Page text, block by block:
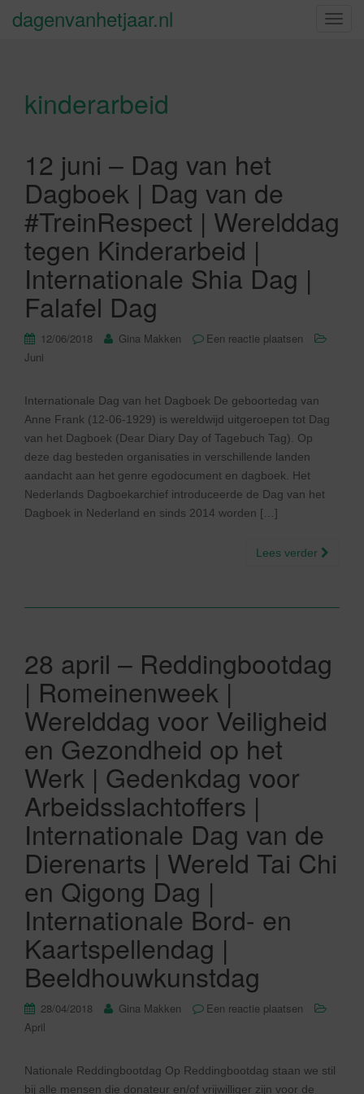
S
g
dagenvanhetjaar.nl
kinderarbeid
12 juni – Dag van het
Dagboek | Dag van de
#TreinRespect | Werelddag
tegen Kinderarbeid |
Internationale Shia Dag |
Falafel Dag
12/06/2018 Gina Makken
Een reactie plaatsen
Juni
Internationale Dag van het Dagboek De geboortedag van
Anne Frank (12-06-1929) is wereldwijd uitgeroepen tot Dag
van het Dagboek (Dear Diary Day of Tagebuch Tag). Op
deze dag besteden organisaties in verschillende landen
aandacht aan het genre egodocument en dagboek. Het
Nederlands Dagboekarchief introduceerde de Dag van het
Dagboek in Nederland en sinds 2014 worden […]
Lees verder
28 april – Reddingbootdag
| Romeinenweek |
Werelddag voor Veiligheid
en Gezondheid op het
Werk | Gedenkdag voor
Arbeidsslachtoffers |
Internationale Dag van de
Dierenarts | Wereld Tai Chi
en Qigong Dag |
Internationale Bord- en
Kaartspellendag |
Beeldhouwkunstdag
28/04/2018 Gina Makken
Een reactie plaatsen
April
Nationale Reddingbootdag Op Reddingbootdag staan we stil
bij alle mensen die donateur en/of vrijwilliger zijn voor de